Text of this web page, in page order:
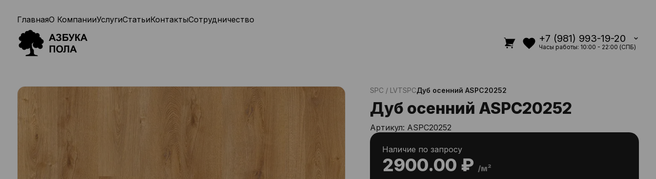
+7 (981) 993-19-20
Часы работы: 10:00 - 22:00 (СПБ)
ГлавнаяО КомпанииУслугиСтатьиКонтактыСотрудничество
SPC / LVTSPCДуб осенний ASPC20252
Дуб осенний ASPC20252
Артикул: ASPC20252
2900.00 ₽ /м²
Наличие по запросу